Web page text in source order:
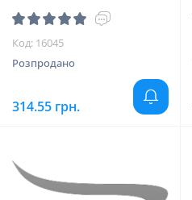
штифтів (Джендентал-Україна/
Джендентал-Україна)
Код: 16045
Розпродано
314.55 грн.